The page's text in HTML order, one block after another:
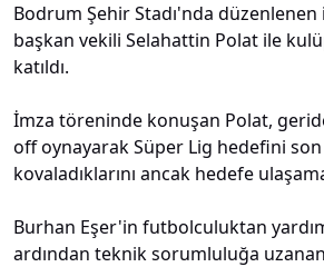
Bodrum Şehir Stadı'nda
başkan vekili Selahattin Polat ile
katıldı.
İmza töreninde konuşan Polat,
off oynayarak Süper Lig hedefini
kovaladıklarını ancak hedefe
Burhan Eşer'in futbolculuktan
ardından teknik sorumluluğa